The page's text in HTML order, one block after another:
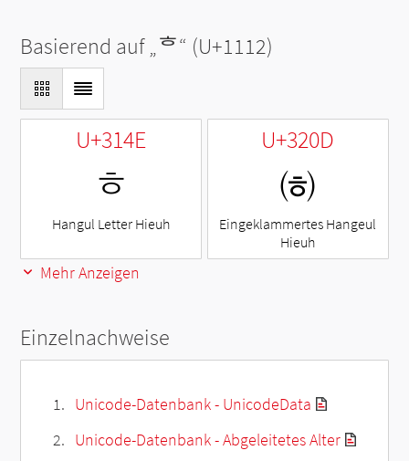
Basierend auf „ᄒ“ (U+1112)
U+314E
ㅎ
Hangul Letter Hieuh
U+320D
㈍
Eingeklammertes Hangeul
Hieuh
Mehr Anzeigen
Einzelnachweise
Unicode-Datenbank - UnicodeData
Unicode-Datenbank - Abgeleitetes Alter